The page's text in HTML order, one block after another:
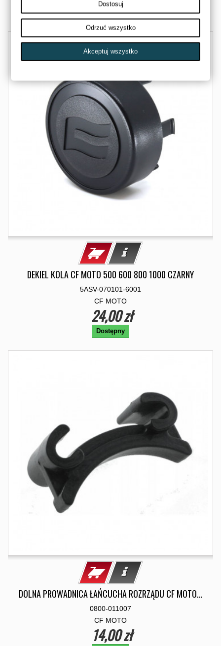
Dostępny
DEKIEL KOLA CF MOTO 500 600 800 1000 CZARNY
5ASV-070101-6001
CF MOTO
24,00 zł
Dostępny
DOLNA PROWADNICA ŁAŃCUCHA ROZRZĄDU CF MOTO...
0800-011007
CF MOTO
14,00 zł
Dostosuj
Odrzuć wszystko
Akceptuj wszystko